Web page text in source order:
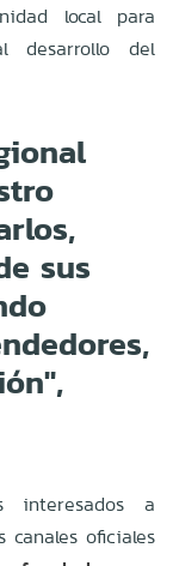
local para
desarrollo del
sus
interesados a
canales oficiales